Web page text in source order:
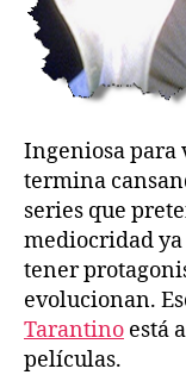
Ingeniosa para
termina
series que
mediocridad
tener
evolucionan.
Tarantino está
películas.